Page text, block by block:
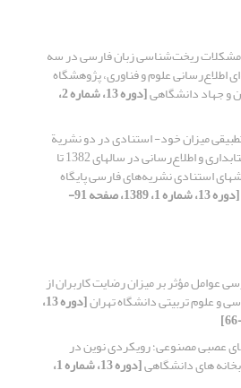
ریخت‌شناسی زبان فارسی در سه
اطلاع‌رسانی علوم و فناوری، پژوهشگاه
و جهاد دانشگاهی [دوره 13، شماره 2،
میزان خود- استنادی در دو نشریة
فصلنامه کتاب و فصلنامه کتابداری و اطلاع‌رسانی در سالهای 1382 تا
استنادی نشریه‌های فارسی پایگاه
[دوره 13، شماره 1، 1389، صفحه 91-
عوامل مؤثر بر میزان رضایت کاربران از
و علوم تربیتی دانشگاه تهران [دوره 13،
عصبی مصنوعی؛ رویکردی نوین در
های دانشگاهی [دوره 13، شماره 1،